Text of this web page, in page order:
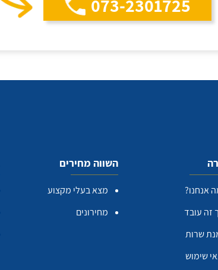
073-2301725
אנחנו?
זה עובד
שרות
שימוש
השווה מחירים
מצא בעלי מקצוע
מחירונים